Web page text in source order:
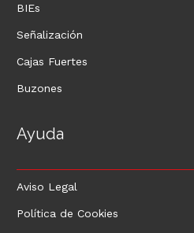
BIEs
Señalización
Cajas Fuertes
Buzones
Ayuda
Aviso Legal
Política de Cookies